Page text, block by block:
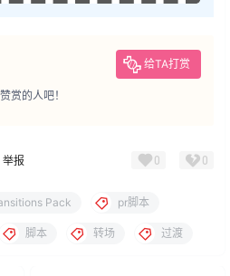
给TA打赏
赏的人吧！
举报 0 0
Pack pr脚本
脚本 转场 过渡